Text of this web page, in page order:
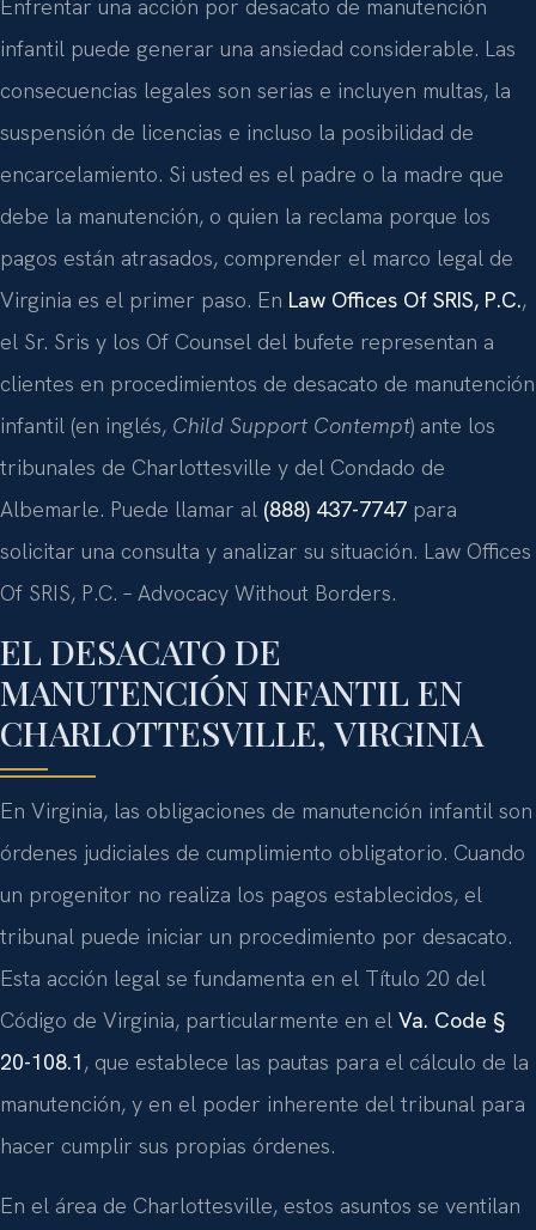
Enfrentar una acción por desacato de manutención
infantil puede generar una ansiedad considerable. Las
consecuencias legales son serias e incluyen multas, la
suspensión de licencias e incluso la posibilidad de
encarcelamiento. Si usted es el padre o la madre que
debe la manutención, o quien la reclama porque los
pagos están atrasados, comprender el marco legal de
Virginia es el primer paso. En Law Offices Of SRIS, P.C.,
el Sr. Sris y los Of Counsel del bufete representan a
clientes en procedimientos de desacato de manutención
infantil (en inglés, Child Support Contempt) ante los
tribunales de Charlottesville y del Condado de
Albemarle. Puede llamar al (888) 437-7747 para
solicitar una consulta y analizar su situación. Law Offices
Of SRIS, P.C. – Advocacy Without Borders.
EL DESACATO DE
MANUTENCIÓN INFANTIL EN
CHARLOTTESVILLE, VIRGINIA
En Virginia, las obligaciones de manutención infantil son
órdenes judiciales de cumplimiento obligatorio. Cuando
un progenitor no realiza los pagos establecidos, el
tribunal puede iniciar un procedimiento por desacato.
Esta acción legal se fundamenta en el Título 20 del
Código de Virginia, particularmente en el Va. Code §
20-108.1, que establece las pautas para el cálculo de la
manutención, y en el poder inherente del tribunal para
hacer cumplir sus propias órdenes.
En el área de Charlottesville, estos asuntos se ventilan